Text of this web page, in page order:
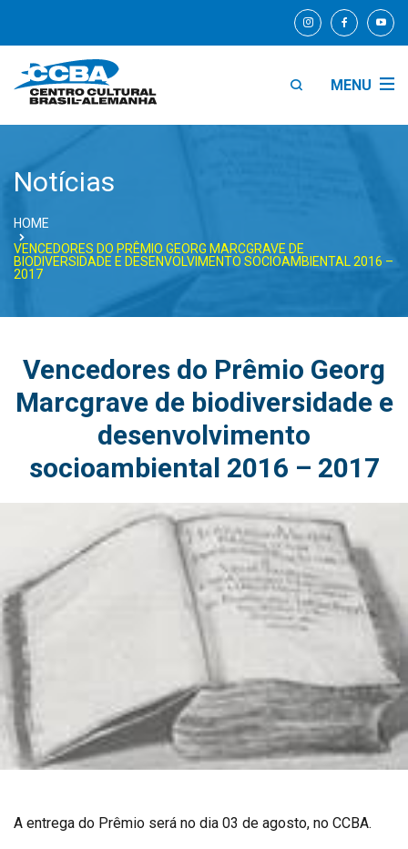
MENU
Notícias
HOME
VENCEDORES DO PRÊMIO GEORG MARCGRAVE DE
BIODIVERSIDADE E DESENVOLVIMENTO SOCIOAMBIENTAL 2016 –
2017
Vencedores do Prêmio Georg
Marcgrave de biodiversidade e
desenvolvimento
socioambiental 2016 – 2017
A entrega do Prêmio será no dia 03 de agosto, no CCBA.